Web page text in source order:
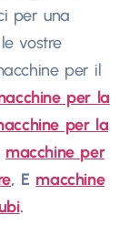
per una
vostre
per il
per la
per la
macchine per
, E macchine
.